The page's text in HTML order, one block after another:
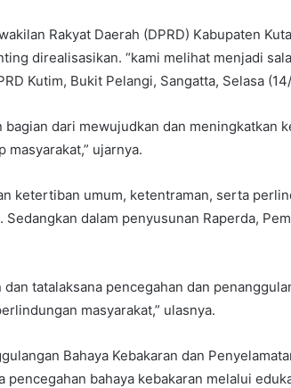
Rakyat Daerah (DPRD) Kabupaten
direalisasikan. “kami melihat menjadi
Kutim, Bukit Pelangi, Sangatta, Selasa
dari mewujudkan dan meningkatkan
ujarnya.
ketertiban umum, ketentraman, serta
dalam penyusunan Raperda,
tatalaksana pencegahan dan
masyarakat,” ulasnya.
Bahaya Kebakaran dan
bahaya kebakaran melalui